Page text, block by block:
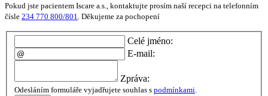
Pokud jste pacientem Iscare a.s., kontaktujte prosím naší recepci na telefonním
čísle 234 770 800/801 . Děkujeme za pochopení
Celé jméno:
E-mail:
Zpráva:
Odesláním formuláře vyjadřujete souhlas s podmínkami.